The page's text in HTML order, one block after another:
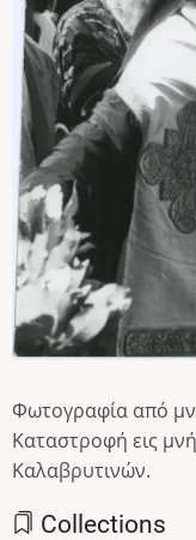
Φωτογραφία από
Καταστροφή εις
Καλαβρυτινών.
Collections